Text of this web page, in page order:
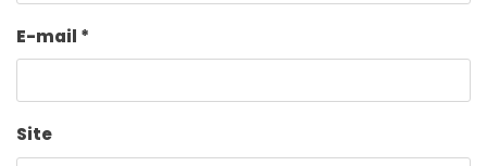
E-mail *
Site